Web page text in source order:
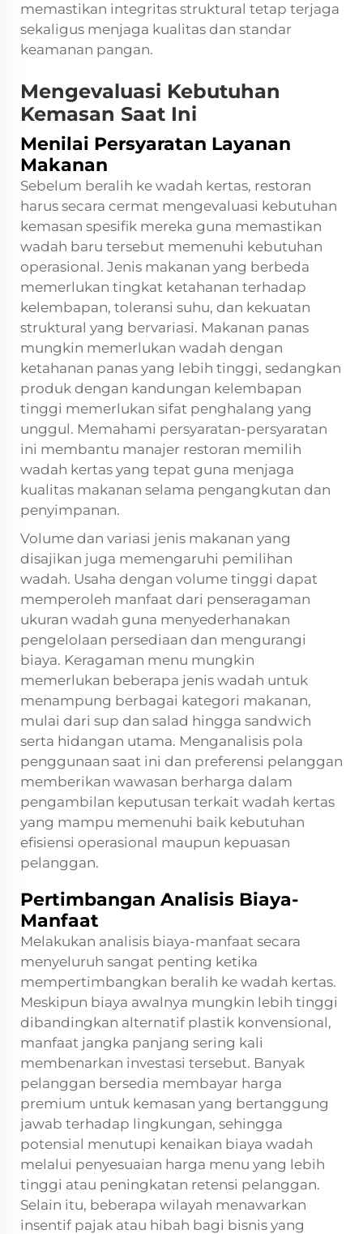
memastikan integritas struktural tetap terjaga
sekaligus menjaga kualitas dan standar
keamanan pangan.
Mengevaluasi Kebutuhan
Kemasan Saat Ini
Menilai Persyaratan Layanan
Makanan
Sebelum beralih ke wadah kertas, restoran
harus secara cermat mengevaluasi kebutuhan
kemasan spesifik mereka guna memastikan
wadah baru tersebut memenuhi kebutuhan
operasional. Jenis makanan yang berbeda
memerlukan tingkat ketahanan terhadap
kelembapan, toleransi suhu, dan kekuatan
struktural yang bervariasi. Makanan panas
mungkin memerlukan wadah dengan
ketahanan panas yang lebih tinggi, sedangkan
produk dengan kandungan kelembapan
tinggi memerlukan sifat penghalang yang
unggul. Memahami persyaratan-persyaratan
ini membantu manajer restoran memilih
wadah kertas yang tepat guna menjaga
kualitas makanan selama pengangkutan dan
penyimpanan.
Volume dan variasi jenis makanan yang
disajikan juga memengaruhi pemilihan
wadah. Usaha dengan volume tinggi dapat
memperoleh manfaat dari penseragaman
ukuran wadah guna menyederhanakan
pengelolaan persediaan dan mengurangi
biaya. Keragaman menu mungkin
memerlukan beberapa jenis wadah untuk
menampung berbagai kategori makanan,
mulai dari sup dan salad hingga sandwich
serta hidangan utama. Menganalisis pola
penggunaan saat ini dan preferensi pelanggan
memberikan wawasan berharga dalam
pengambilan keputusan terkait wadah kertas
yang mampu memenuhi baik kebutuhan
efisiensi operasional maupun kepuasan
pelanggan.
Pertimbangan Analisis Biaya-
Manfaat
Melakukan analisis biaya-manfaat secara
menyeluruh sangat penting ketika
mempertimbangkan beralih ke wadah kertas.
Meskipun biaya awalnya mungkin lebih tinggi
dibandingkan alternatif plastik konvensional,
manfaat jangka panjang sering kali
membenarkan investasi tersebut. Banyak
pelanggan bersedia membayar harga
premium untuk kemasan yang bertanggung
jawab terhadap lingkungan, sehingga
potensial menutupi kenaikan biaya wadah
melalui penyesuaian harga menu yang lebih
tinggi atau peningkatan retensi pelanggan.
Selain itu, beberapa wilayah menawarkan
insentif pajak atau hibah bagi bisnis yang